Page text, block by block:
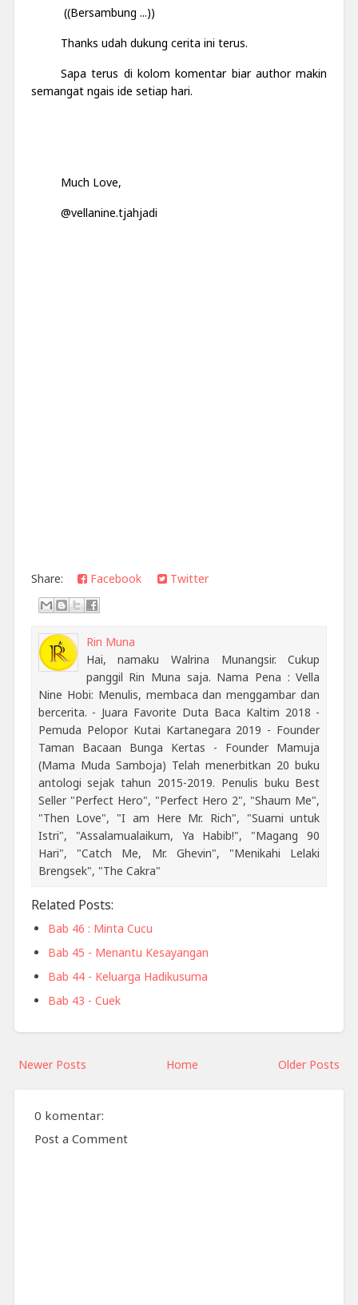
((Bersambung ...))
Thanks udah dukung cerita ini terus.
Sapa terus di kolom komentar biar author makin
semangat ngais ide setiap hari.
Much Love,
@vellanine.tjahjadi
Share: Facebook Twitter
Rin Muna
Hai, namaku Walrina Munangsir. Cukup
panggil Rin Muna saja. Nama Pena : Vella
Nine Hobi: Menulis, membaca dan menggambar dan
bercerita. - Juara Favorite Duta Baca Kaltim 2018 -
Pemuda Pelopor Kutai Kartanegara 2019 - Founder
Taman Bacaan Bunga Kertas - Founder Mamuja
(Mama Muda Samboja) Telah menerbitkan 20 buku
antologi sejak tahun 2015-2019. Penulis buku Best
Seller "Perfect Hero", "Perfect Hero 2", "Shaum Me",
"Then Love", "I am Here Mr. Rich", "Suami untuk
Istri", "Assalamualaikum, Ya Habib!", "Magang 90
Hari", "Catch Me, Mr. Ghevin", "Menikahi Lelaki
Brengsek", "The Cakra"
Related Posts:
Bab 46 : Minta Cucu
Bab 45 - Menantu Kesayangan
Bab 44 - Keluarga Hadikusuma
Bab 43 - Cuek
Newer Posts Older Posts
Home
0 komentar:
Post a Comment